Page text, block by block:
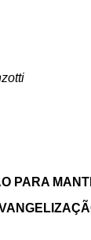
PARA